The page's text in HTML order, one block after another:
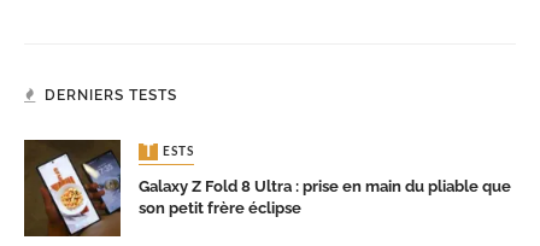
DERNIERS TESTS
TESTS
Galaxy Z Fold 8 Ultra : prise en main du pliable que
son petit frère éclipse